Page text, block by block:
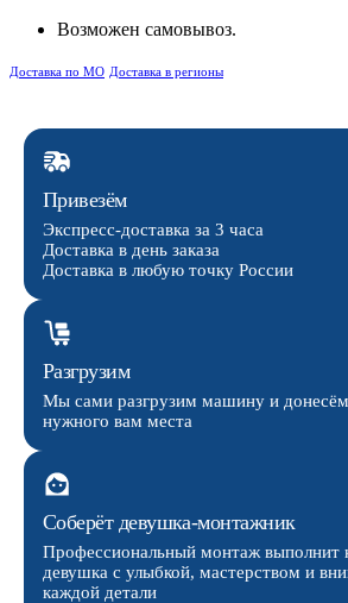
Возможен самовывоз.
Доставка по МО Доставка в регионы
Привезём
Экспресс-доставка за 3 часа
Доставка в день заказа
Доставка в любую точку России
Разгрузим
Мы сами разгрузим машину и
нужного вам места
Соберёт девушка-монтажник
Профессиональный монтаж выполнит
девушка с улыбкой, мастерством и
каждой детали